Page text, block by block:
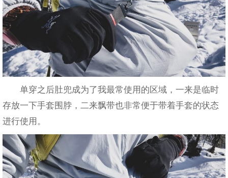
单穿之后肚兜成为了我最常使用的区域，一来是临时
存放一下手套围脖，二来飘带也非常便于带着手套的状态
进行使用。